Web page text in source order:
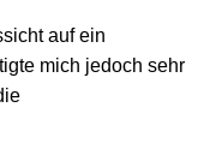
auf ein
mich jedoch sehr